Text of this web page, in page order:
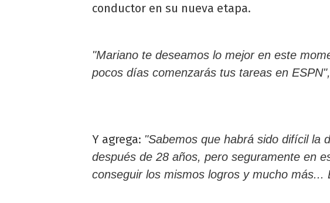
conductor en su nueva etapa.
"Mariano te deseamos lo mejor en este
pocos días comenzarás tus tareas en ESPN",
Y agrega: "Sabemos que habrá sido difícil la
después de 28 años, pero seguramente en
conseguir los mismos logros y mucho más...